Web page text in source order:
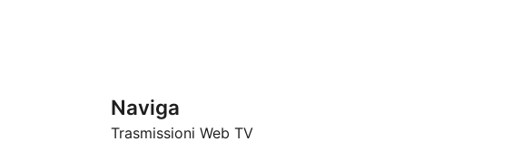
Naviga
Trasmissioni Web TV